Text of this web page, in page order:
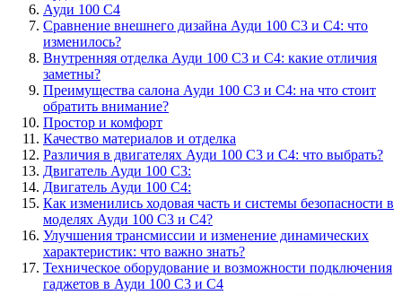
Ауди 100 С4
Сравнение внешнего дизайна Ауди 100 С3 и С4: что
изменилось?
Внутренняя отделка Ауди 100 С3 и С4: какие отличия
заметны?
Преимущества салона Ауди 100 С3 и С4: на что стоит
обратить внимание?
Простор и комфорт
Качество материалов и отделка
Различия в двигателях Ауди 100 С3 и С4: что выбрать?
Двигатель Ауди 100 С3:
Двигатель Ауди 100 С4:
Как изменились ходовая часть и системы безопасности в
моделях Ауди 100 С3 и С4?
Улучшения трансмиссии и изменение динамических
характеристик: что важно знать?
Техническое оборудование и возможности подключения
гаджетов в Ауди 100 С3 и С4